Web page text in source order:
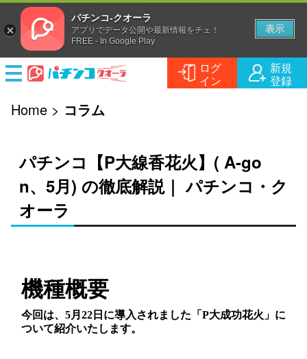
機種情報
パチスロ
コラム
実戦記事
店舗情報
業界ニュース
動画
ログ
イン
新規
登録
Home > コラム
パチンコ【P大線香花火】( A-go
n、5月) の徹底解説｜ パチンコ・ク
オーラ
機種概要
今回は、5月22日に導入されました 「P大成功花火」 に
ついて紹介いたします。
パチンコ-クオーラ
アプリでデータ公開や最新情報をチェ！
FREE - In Google Play
表示